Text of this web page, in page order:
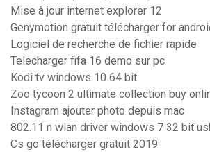
Mise à jour internet explorer 12
Genymotion gratuit télécharger for
Logiciel de recherche de fichier rapide
Telecharger fifa 16 demo sur pc
Kodi tv windows 10 64 bit
Zoo tycoon 2 ultimate collection buy
Instagram ajouter photo depuis mac
802.11 n wlan driver windows 7 32 bit
Cs go télécharger gratuit 2019